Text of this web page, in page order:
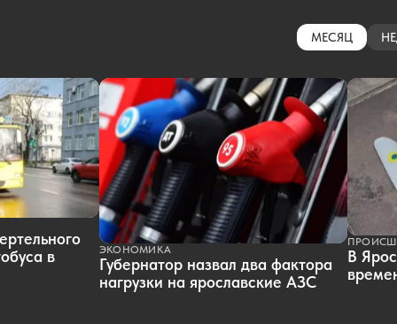
МЕСЯЦ
в
ЭКОНОМИКА
Губернатор назвал два фактора
нагрузки на ярославские АЗС
В